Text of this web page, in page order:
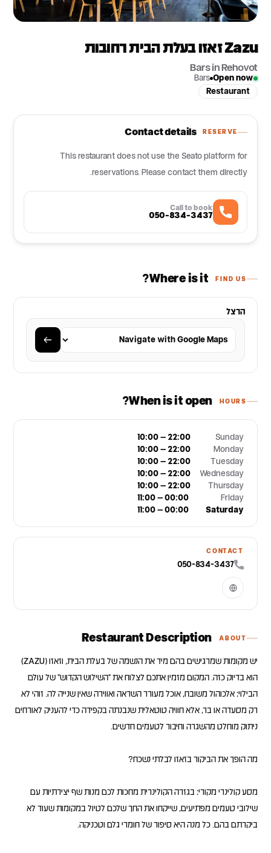
Zazu זאזו בעלת הבית רחובות
Bars in Rehovot
Open now
Bars
Restaurant
RESERVE
Contact details
This restaurant does not use the Seato platform for
reservations. Please contact them directly.
Call to book
050-834-3437
FIND US
Where is it?
הרצל
HOURS
When is it open?
Sunday
10:00 – 22:00
Monday
10:00 – 22:00
Tuesday
10:00 – 22:00
Wednesday
10:00 – 22:00
Thursday
10:00 – 22:00
Friday
11:00 – 00:00
Saturday
11:00 – 00:00
CONTACT
050-834-3437
ABOUT
Restaurant Description
יש מקומות שמרגישים בהם מיד את הנשמה של בעלת הבית, וזאזו (ZAZU)
הוא בדיוק כזה. המקום מזמין אתכם לצלוח את "השילוש הקדוש" של עולם
הבילוי: אלכוהול משובח, אוכל מעורר השראה ואווירה שאין שנייה לה. זוהי לא
רק מסעדה או בר, אלא חוויה טוטאלית שנבנתה בקפידה כדי להעניק לאורחים
מסע קולינרי מקורי: בגזרה הקולינרית מחכות לכם מנות שף יצירתיות עם
שילובי טעמים מפתיעים, שייקחו את החך שלכם לטיול במקומות שעוד לא